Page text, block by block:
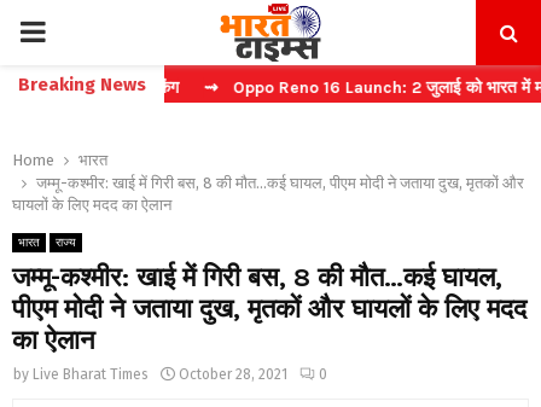
PRIMARY
MENU
Breaking News
फास्ट टिकट बुकिंग ⇝ Oppo Reno 16 Launch: 2 जुलाई को भारत में मचेगा
Home
भारत
जम्मू-कश्मीर: खाई में गिरी बस, 8 की मौत…कई घायल, पीएम मोदी ने जताया दुख, मृतकों और
घायलों के लिए मदद का ऐलान
भारत राज्य
जम्मू-कश्मीर: खाई में गिरी बस, 8 की मौत…कई घायल,
पीएम मोदी ने जताया दुख, मृतकों और घायलों के लिए मदद
का ऐलान
by Live Bharat Times October 28, 2021 0